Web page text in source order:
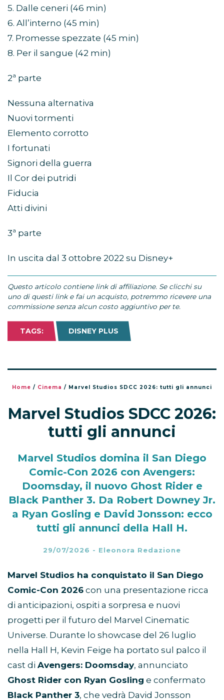
5. Dalle ceneri (46 min)
6. All’interno (45 min)
7. Promesse spezzate (45 min)
8. Per il sangue (42 min)
2ª parte
Nessuna alternativa
Nuovi tormenti
Elemento corrotto
I fortunati
Signori della guerra
Il Cor dei putridi
Fiducia
Atti divini
3ª parte
In uscita dal 3 ottobre 2022 su Disney+
Questo articolo contiene link di affiliazione. Se clicchi su
uno di questi link e fai un acquisto, potremmo ricevere una
commissione senza alcun costo aggiuntivo per te.
TAGS: DISNEY PLUS
Home / Cinema / Marvel Studios SDCC 2026: tutti gli annunci
Marvel Studios SDCC 2026:
tutti gli annunci
Marvel Studios domina il San Diego
Comic-Con 2026 con Avengers:
Doomsday, il nuovo Ghost Rider e
Black Panther 3. Da Robert Downey Jr.
a Ryan Gosling e David Jonsson: ecco
tutti gli annunci della Hall H.
29/07/2026 - Eleonora Redazione
Marvel Studios ha conquistato il San Diego
Comic-Con 2026 con una presentazione ricca
di anticipazioni, ospiti a sorpresa e nuovi
progetti per il futuro del Marvel Cinematic
Universe. Durante lo showcase del 26 luglio
nella Hall H, Kevin Feige ha portato sul palco il
cast di Avengers: Doomsday, annunciato
Ghost Rider con Ryan Gosling e confermato
Black Panther 3, che vedrà David Jonsson